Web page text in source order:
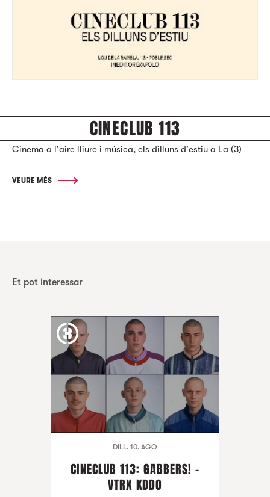
CINECLUB 113
Cinema a l'aire lliure i música, els dilluns d'estiu a La (3)
VEURE MÉS
Et pot interessar
DILL. 10. AGO
CINECLUB 113: GABBERS! -
VTRX KDDO